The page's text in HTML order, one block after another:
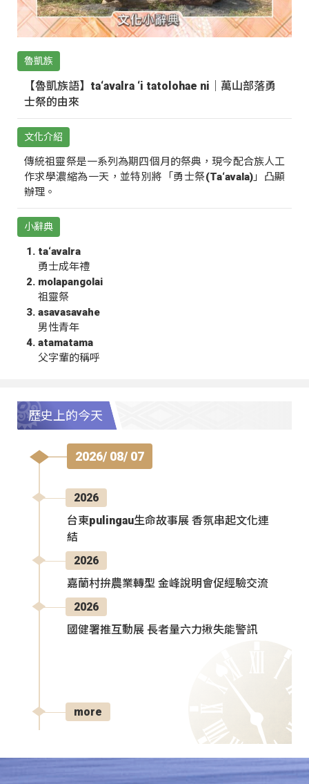
魯凱族
【魯凱族語】ta‘avalra ‘i tatolohae ni｜萬山部落勇
士祭的由來
文化介紹
傳統祖靈祭是一系列為期四個月的祭典，現今配合族人工
作求學濃縮為一天，並特別將「勇士祭(Ta‘avala)」凸顯
辦理。
小辭典
ta‘avalra
勇士成年禮
molapangolai
祖靈祭
asavasavahe
男性青年
atamatama
父字輩的稱呼
歷史上的今天
2026/ 08/ 07
2026
台東pulingau生命故事展 香氛串起文化連
結
2026
嘉蘭村拚農業轉型 金峰說明會促經驗交流
2026
國健署推互動展 長者量六力揪失能警訊
more